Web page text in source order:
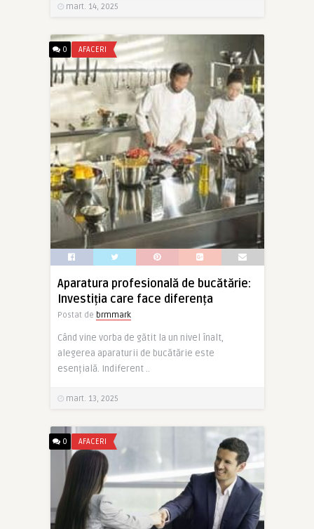
mart. 14, 2025
0 AFACERI
Aparatura profesională de bucătărie:
Investiția care face diferența
Postat de brmmark
Când vine vorba de gătit la un nivel înalt,
alegerea aparaturii de bucătărie este
esențială. Indiferent ..
mart. 13, 2025
0 AFACERI